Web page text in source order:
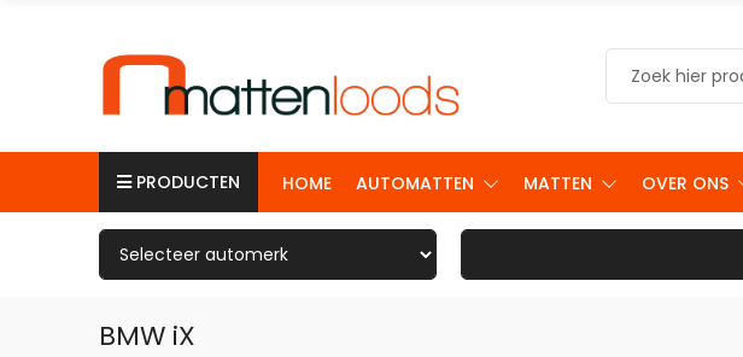
PRODUCTEN HOME AUTOMATTEN MATTEN OVER ONS
BMW iX